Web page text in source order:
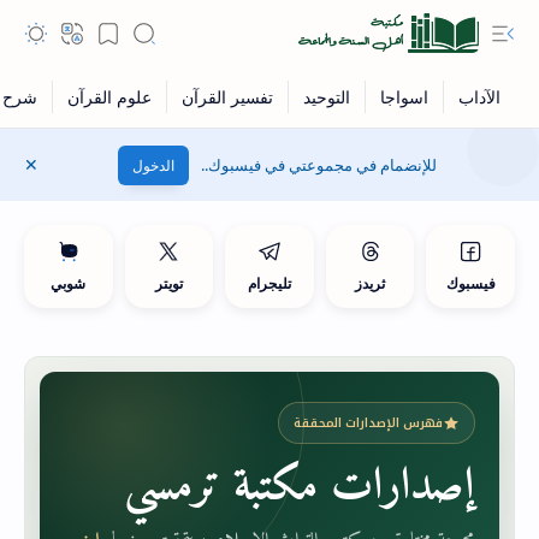
للإنضمام في مجموعتي في فيسبوك.. الدخول
فيسبوك ثريدز تليجرام تويتر شوبي
فهرس الإصدارات المحققة
إصدارات مكتبة ترمسي